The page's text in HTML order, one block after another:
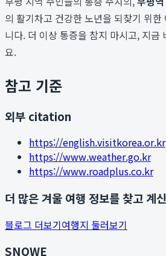
의 활기차고 건강한 노년을 되찾기 위
니다. 더 이상 통증을 참지 마시고, 지금
요.
참고 기준
외부 citation
https://english.visitkorea.or.kr
https://www.weather.go.kr
https://www.roadplus.co.kr
더 많은 겨울 여행 정보를 찾고 계
블로그 더보기여행지 둘러보기
SNOWE